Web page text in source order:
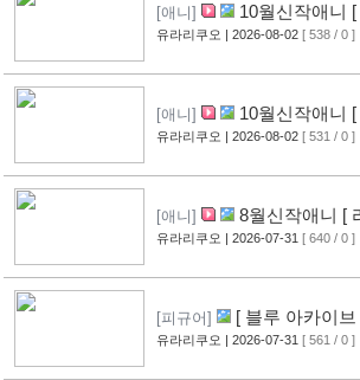
[애니]
10월신작애니
] PV 영상 공개 [12]
유라리쿠오 | 2026-08-02 [ 538 / 0 ]
[애니]
10월신작애니 [
계를 다스린다 ] 2기 PV 영
유라리쿠오 | 2026-08-02 [ 531 / 0 ]
[애니]
8월신작애니 [
상 공개
[11]
유라리쿠오 | 2026-07-31 [ 640 / 0 ]
[피규어]
[ 블루 아카이브
공개 [10]
유라리쿠오 | 2026-07-31 [ 561 / 0 ]